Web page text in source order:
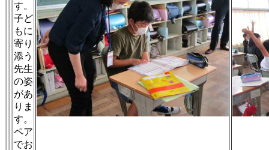
す。
子ど
もに
寄り
添う
先生
の姿
があ
りま
す。
ペア
でお